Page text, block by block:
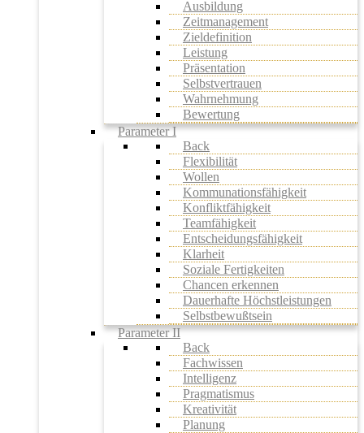
Ausbildung
Zeitmanagement
Zieldefinition
Leistung
Präsentation
Selbstvertrauen
Wahrnehmung
Bewertung
Parameter I
Back
Flexibilität
Wollen
Kommunationsfähigkeit
Konfliktfähigkeit
Teamfähigkeit
Entscheidungsfähigkeit
Klarheit
Soziale Fertigkeiten
Chancen erkennen
Dauerhafte Höchstleistungen
Selbstbewußtsein
Parameter II
Back
Fachwissen
Intelligenz
Pragmatismus
Kreativität
Planung